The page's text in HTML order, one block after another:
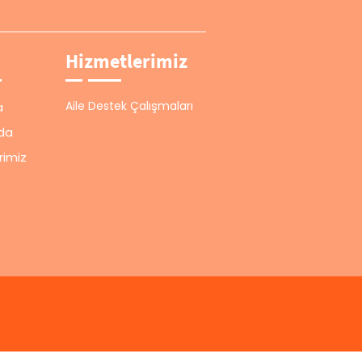
Hizmetlerimiz
Aile Destek Çalışmaları